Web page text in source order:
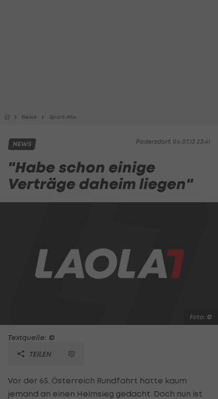
News Sport-Mix
Podersdorf, 06.07.13 23:41
NEWS
"Habe schon einige
Verträge daheim liegen"
Foto: ©
Textquelle: ©
TEILEN
Vor der 65. Österreich Rundfahrt hatte kaum
jemand an einen Heimsieg gedacht. Doch nun ist